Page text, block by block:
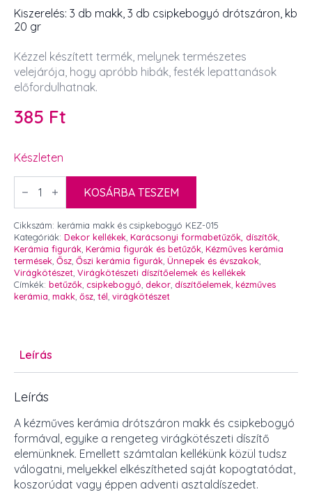
Kiszerelés: 3 db makk, 3 db csipkebogyó drótszáron, kb
20 gr
Kézzel készített termék, melynek természetes
velejárója, hogy apróbb hibák, festék lepattanások
előfordulhatnak.
385 Ft
Készleten
Kézműves
kerámia
és
csipkebogyó
6
db
mennyiség
KOSÁRBA TESZEM
Cikkszám: kerámia makk és csipkebogyó KEZ-015
Kategóriák: Dekor kellékek Karácsonyi formabetűzők, díszítők
Kerámia figurák Kerámia figurák és betűzők Kézműves kerámia
termések Ősz Őszi kerámia figurák Ünnepek és évszakok
Virágkötészet Virágkötészeti díszítőelemek és kellékek
Címkék: betűzők csipkebogyó dekor díszítőelemek kézműves
kerámia makk ősz tél virágkötészet
Leírás
Leírás
A kézműves kerámia drótszáron makk és csipkebogyó
formával, egyike a rengeteg virágkötészeti díszítő
elemünknek. Emellett számtalan kellékünk közül tudsz
válogatni, melyekkel elkészítheted saját kopogtatódat,
koszorúdat vagy éppen adventi asztaldíszedet.